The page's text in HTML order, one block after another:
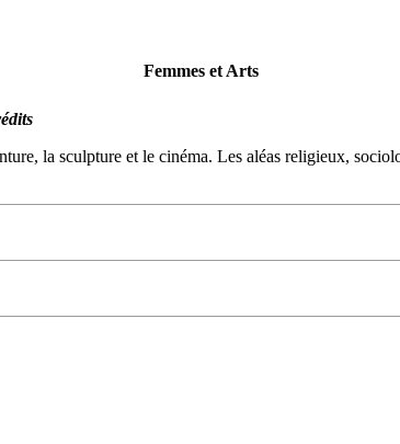
Femmes et Arts
la sculpture et le cinéma. Les aléas religieux,